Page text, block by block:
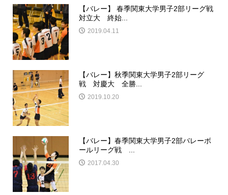
【バレー】 春季関東大学男子2部リーグ戦
対立大 終始...
2019.04.11
【バレー】秋季関東大学男子2部リーグ
戦 対慶大 全勝...
2019.10.20
【バレー】春季関東大学男子2部バレーボ
ールリーグ戦 ...
2017.04.30